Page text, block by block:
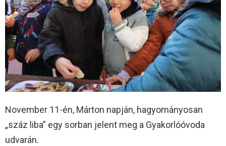
November 11-én, Márton napján, hagyományosan
„száz liba” egy sorban jelent meg a Gyakorlóóvoda
udvarán.